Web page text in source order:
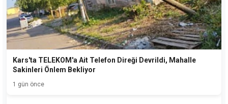
Kars'ta TELEKOM'a Ait Telefon Direği Devrildi, Mahalle
Sakinleri Önlem Bekliyor
1 gün önce